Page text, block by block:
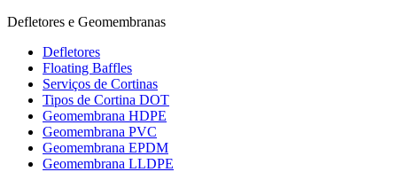
Defletores e Geomembranas
Defletores
Floating Baffles
Serviços de Cortinas
Tipos de Cortina DOT
Geomembrana HDPE
Geomembrana PVC
Geomembrana EPDM
Geomembrana LLDPE